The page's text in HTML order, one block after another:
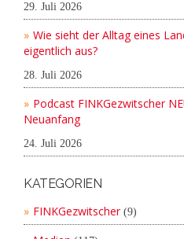
29. Juli 2026
Wie sieht der Alltag eines
eigentlich aus?
28. Juli 2026
Podcast FINKGezwitscher
Neuanfang
24. Juli 2026
KATEGORIEN
FINKGezwitscher(9)